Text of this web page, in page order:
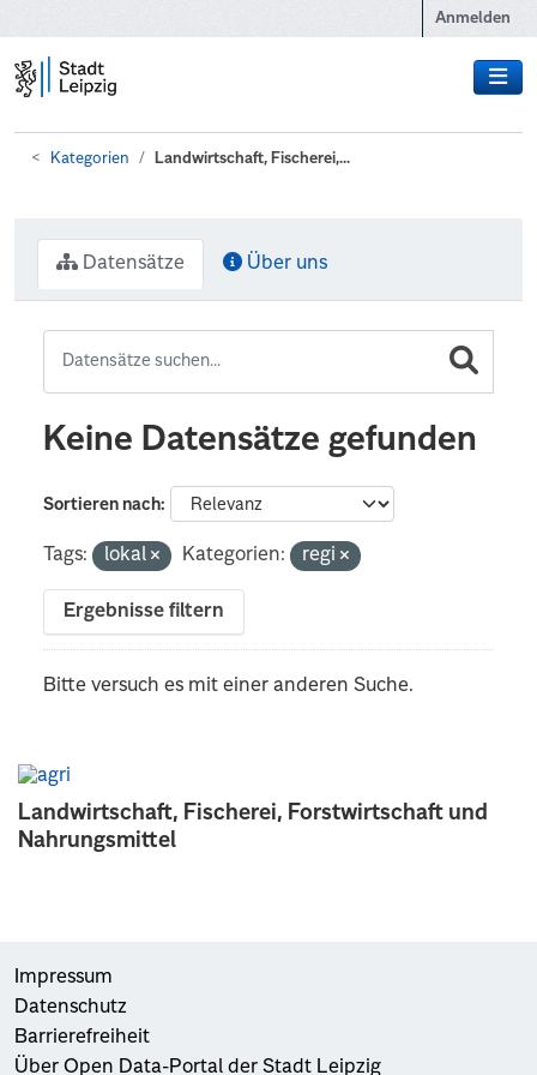
Anmelden
Kategorien Landwirtschaft, Fischerei,...
Landwirtschaft, Fischerei, Forstwirtschaft und
Nahrungsmittel
Datensätze Über uns
Keine Datensätze gefunden
Sortieren nach
Tags: lokal Kategorien: regi
Ergebnisse filtern
Bitte versuch es mit einer anderen Suche.
Impressum
Datenschutz
Barrierefreiheit
Über Open Data-Portal der Stadt Leipzig